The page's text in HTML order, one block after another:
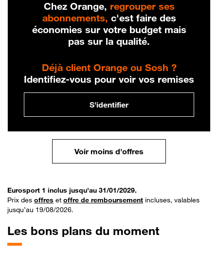
Chez Orange, regrouper ses
abonnements, c'est faire des
économies sur votre budget mais
pas sur la qualité.
Déjà client Orange ou Sosh ?
Identifiez-vous pour voir vos remises
S'identifier
Voir moins d'offres
Eurosport 1 inclus jusqu'au 31/01/2029.
Prix des offres et offre de remboursement incluses, valables
jusqu’au 19/08/2026.
Les bons plans du moment